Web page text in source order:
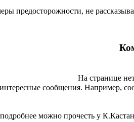
предосторожности, не
На странице
сообщения. Например,
можно прочесть у